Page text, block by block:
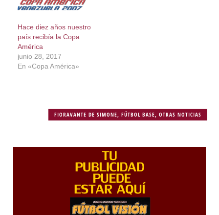
Hace diez años nuestro
país recibía la Copa
América
junio 28, 2017
En «Copa América»
FIORAVANTE DE SIMONE,FÚTBOL BASE,OTRAS NOTICIAS